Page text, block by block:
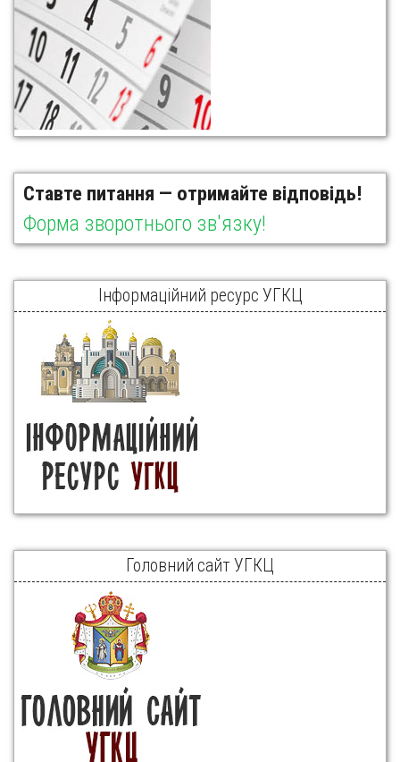
Ставте питання — отримайте відповідь!
Форма зворотнього зв'язку!
Інформаційний ресурс УГКЦ
Головний сайт УГКЦ